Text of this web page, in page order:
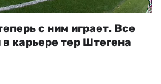
с ним играет. Все
карьере тер Штегена